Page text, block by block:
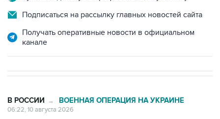
Подписаться на рассылку главных новостей сайта
Получать оперативные новости в официальном
канале
В РОССИИ → ВОЕННАЯ ОПЕРАЦИЯ НА УКРАИНЕ
06:22, 10 августа 2026